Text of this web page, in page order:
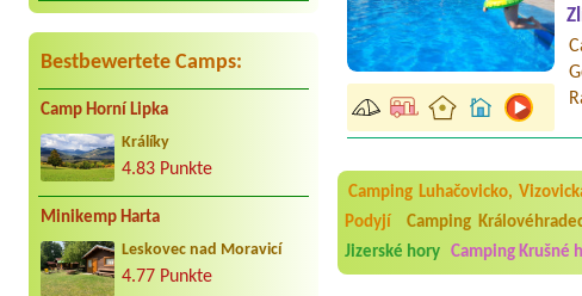
Bestbewertete Camps:
Camp Horní Lipka
Králíky
4.83 Punkte
Minikemp Harta
Leskovec nad Moravicí
4.77 Punkte
Camping Luhačovicko,
Podyjí
Camping
Jizerské hory
Camping Krušné
Aneta Melicharová***
Byli jsme zde v týdnu od 25.7.
velice zklamalo byl celodenní
jak na pouti- z každého koutu
Jana*****
Chtěli jsme být týden,byli jsme